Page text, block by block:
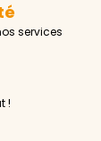
devis
services
!